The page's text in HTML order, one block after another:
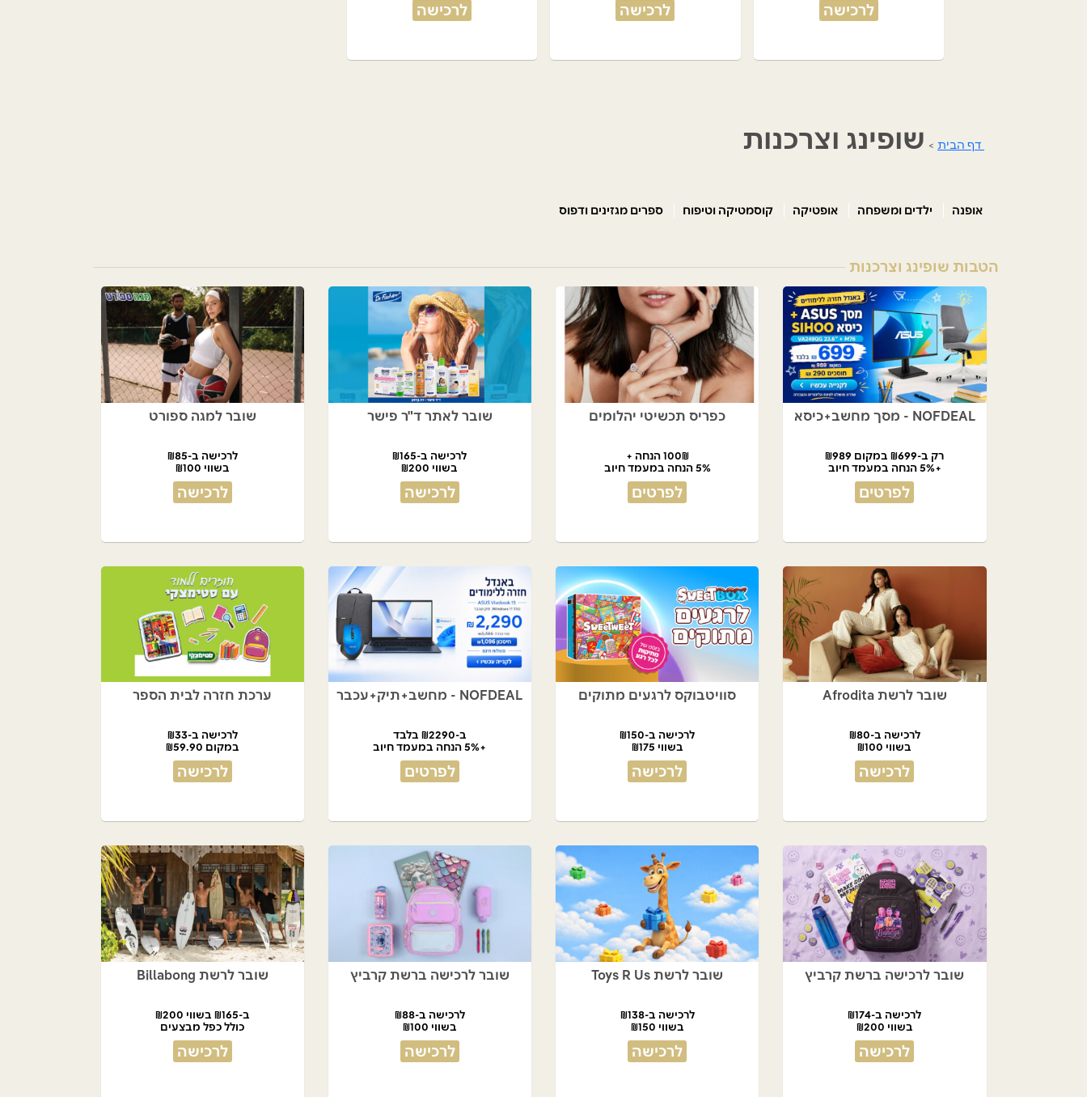
לרכישה לרכישה לרכישה
דף הבית > שופינג וצרכנות
אופנה ילדים ומשפחה אופטיקה קוסמטיקה וטיפוח ספרים מגזינים ודפוס
הטבות שופינג וצרכנות
NOFDEAL - מסך מחשב+כיסא
רק ב-₪699 במקום ₪989
+5% הנחה במעמד חיוב
לפרטים
כפריס תכשיטי יהלומים
100₪ הנחה +
5% הנחה במעמד חיוב
לפרטים
שובר לאתר ד"ר פישר
לרכישה ב-₪165
בשווי ₪200
לרכישה
שובר למגה ספורט
לרכישה ב-₪85
בשווי ₪100
לרכישה
שובר לרשת Afrodita
לרכישה ב-₪80
בשווי ₪100
לרכישה
סוויטבוקס לרגעים מתוקים
לרכישה ב-₪150
בשווי ₪175
לרכישה
NOFDEAL - מחשב+תיק+עכבר
ב-₪2290 בלבד
+5% הנחה במעמד חיוב
לפרטים
ערכת חזרה לבית הספר
לרכישה ב-₪33
במקום ₪59.90
לרכישה
שובר לרכישה ברשת קרביץ
לרכישה ב-₪174
בשווי ₪200
לרכישה
שובר לרשת Toys R Us
לרכישה ב-₪138
בשווי ₪150
לרכישה
שובר לרכישה ברשת קרביץ
לרכישה ב-₪88
בשווי ₪100
לרכישה
שובר לרשת Billabong
ב-₪165 בשווי ₪200
כולל כפל מבצעים
לרכישה